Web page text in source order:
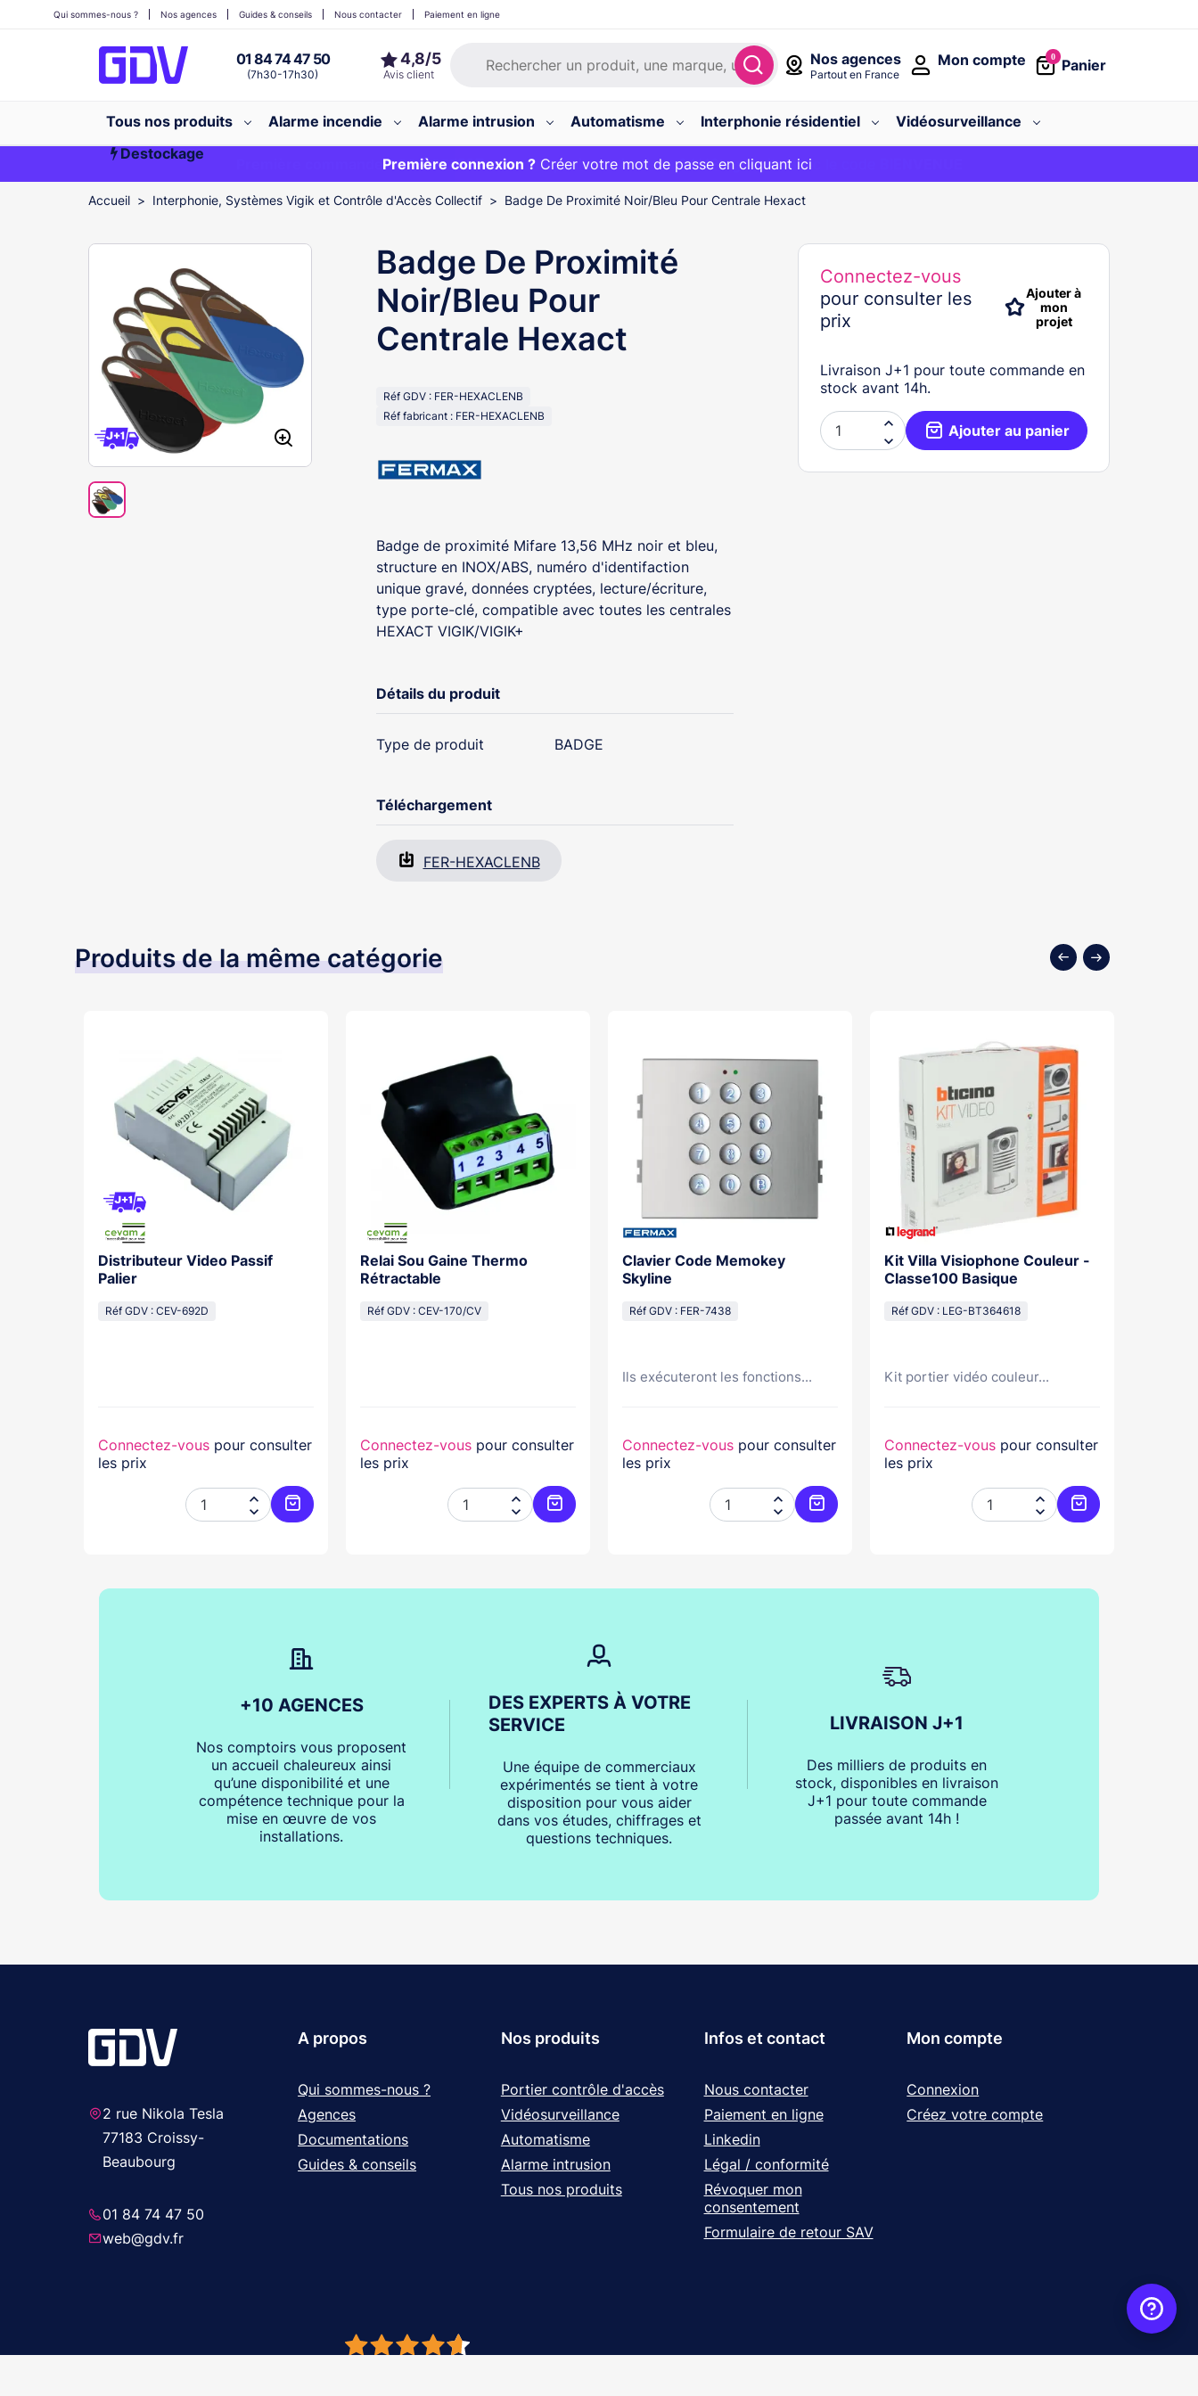
Nos agences
Partout en France
01 84 74 47 50
(7h30-17h30)
0
Panier
Mon compte
Qui sommes-nous ? Nos agences Guides & conseils Nous contacter Paiement en ligne
Tous nos produits Alarme incendie Alarme intrusion Automatisme Interphonie résidentiel
Vidéosurveillance
Destockage
Première commande ?20€ OFFERT sur votre panier et livraison 24/48h gratuite avec le code
Première connexion ?Créer votre mot de passe en cliquant ici
EXCLU WEB :
Accueil Interphonie, Systèmes Vigik et Contrôle d'Accès Collectif Badge De Proximité Noir/Bleu Pour Centrale Hexact
Badge De Proximité
Noir/Bleu Pour
Centrale Hexact
Réf GDV : FER-HEXACLENB
Réf fabricant : FER-HEXACLENB
Badge de proximité Mifare 13,56 MHz noir et bleu,
structure en INOX/ABS, numéro d'identifaction
unique gravé, données cryptées, lecture/écriture,
type porte-clé, compatible avec toutes les centrales
HEXACT VIGIK/VIGIK+
Détails du produit
Type de produit BADGE
Téléchargement
FER-HEXACLENB
Connectez-vous
pour consulter les
prix
Ajouter à
mon
projet
Livraison J+1 pour toute commande en
stock avant 14h.

 Ajouter au panier
Produits de la même catégorie
Distributeur Video Passif
Palier
Réf GDV : CEV-692D
Connectez-vous pour consulter
les prix


Ajouter au panier
Relai Sou Gaine Thermo
Rétractable
Réf GDV : CEV-170/CV
Connectez-vous pour consulter
les prix


Ajouter au panier
Clavier Code Memokey
Skyline
Réf GDV : FER-7438
Ils exécuteront les fonctions...
Connectez-vous pour consulter
les prix


Ajouter au panier
Kit Villa Visiophone Couleur -
Classe100 Basique
Réf GDV : LEG-BT364618
Kit portier vidéo couleur...
Connectez-vous pour consulter
les prix


Ajouter au panier
+10 AGENCES
Nos comptoirs vous proposent
un accueil chaleureux ainsi
qu’une disponibilité et une
compétence technique pour la
mise en œuvre de vos
installations.
DES EXPERTS À VOTRE
SERVICE
Une équipe de commerciaux
expérimentés se tient à votre
disposition pour vous aider
dans vos études, chiffrages et
questions techniques.
LIVRAISON J+1
Des milliers de produits en
stock, disponibles en livraison
J+1 pour toute commande
passée avant 14h !
2 rue Nikola Tesla
77183 Croissy-
Beaubourg
01 84 74 47 50
web@gdv.fr
A propos
Qui sommes-nous ?
Agences
Documentations
Guides & conseils
Nos produits
Portier contrôle d'accès
Vidéosurveillance
Automatisme
Alarme intrusion
Tous nos produits
Infos et contact
Nous contacter
Paiement en ligne
Linkedin
Légal / conformité
Révoquer mon
consentement
Formulaire de retour SAV
Mon compte
Connexion
Créez votre compte